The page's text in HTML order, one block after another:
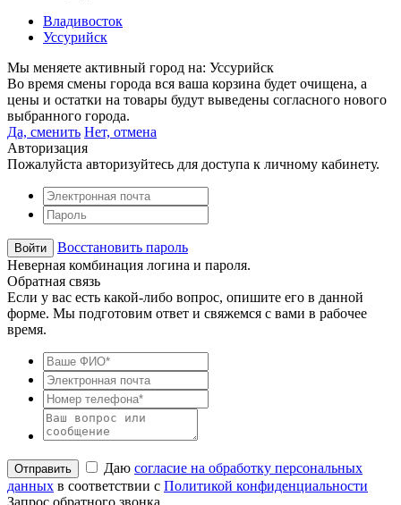
Владивосток
Уссурийск
Мы меняете активный город на: Уссурийск
Во время смены города вся ваша корзина будет очищена, а
цены и остатки на товары будут выведены согласного нового
выбранного города.
Да, сменить Нет, отмена
Авторизация
Пожалуйста авторизуйтесь для доступа к личному кабинету.
Восстановить пароль
Неверная комбинация логина и пароля.
Обратная связь
Если у вас есть какой-либо вопрос, опишите его в данной
форме. Мы подготовим ответ и свяжемся с вами в рабочее
время.
Даю согласие на обработку персональных
данных в соответствии с Политикой конфиденциальности